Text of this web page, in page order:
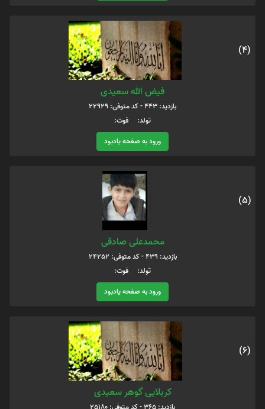
(4)
فیض الله سعیدی
بازدید: 443 - کد متوفی: 22929
تولد: فوت:
ورود به صفحه یادبود
(5)
محمدعلی صادقی
بازدید: 439 - کد متوفی: 24252
تولد: فوت:
ورود به صفحه یادبود
(6)
کربلایی گوهر سعیدی